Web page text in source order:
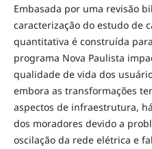
Embasada por uma revisão
caracterização do estudo de
quantitativa é construída
programa Nova Paulista
qualidade de vida dos
embora as transformações
aspectos de infraestrutura,
dos moradores devido a
oscilação da rede elétrica e